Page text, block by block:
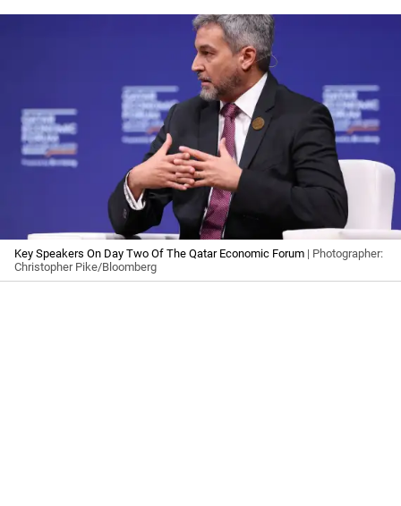
Key Speakers On Day Two Of The Qatar Economic Forum | Photographer:
Christopher Pike/Bloomberg